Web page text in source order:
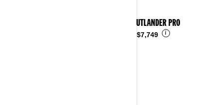
2025 OUTLANDER PRO
$7,749 i